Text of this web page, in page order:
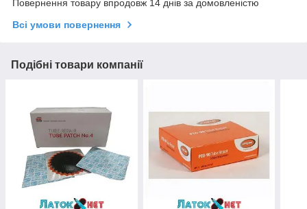
Повернення товару впродовж 14 днів за домовленістю
Всі умови повернення
Подібні товари компанії